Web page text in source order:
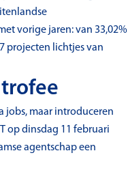
vorige jaren: van 33,02%
projecten lichtjes van
jobs, maar introduceren
op dinsdag 11 februari
agentschap een